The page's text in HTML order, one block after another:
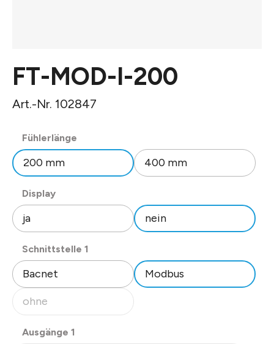
FT-MOD-I-200
Art.-Nr. 102847
Fühlerlänge
200 mm
400 mm
Displayauswählen
ja
nein
Schnittstelle 1
Bacnet
Modbus
ohne
(Diese Option ist zurzeit nicht verfügbar.)
Ausgänge 1